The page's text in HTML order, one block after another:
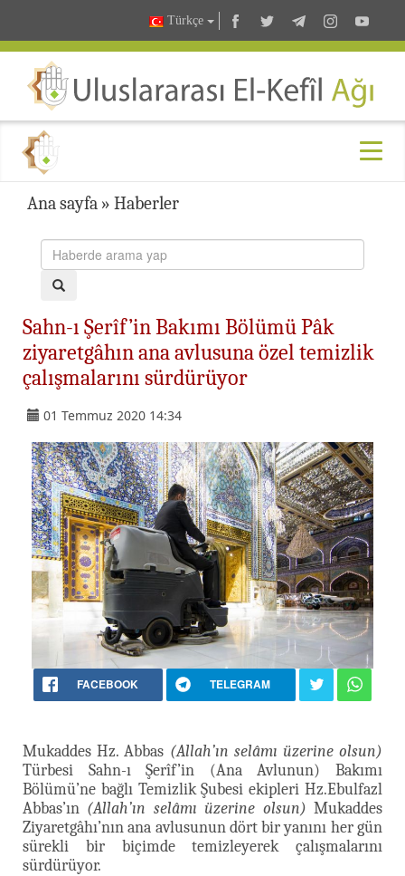
Türkçe
Ana sayfa » Haberler
Sahn-ı Şerîf’in Bakımı Bölümü Pâk
ziyaretgâhın ana avlusuna özel temizlik
çalışmalarını sürdürüyor
01 Temmuz 2020 14:34
FACEBOOK TELEGRAM
Mukaddes Hz. Abbas (Allah’ın selâmı üzerine olsun)
Türbesi Sahn-ı Şerîf’in (Ana Avlunun) Bakımı
Bölümü’ne bağlı Temizlik Şubesi ekipleri Hz.Ebulfazl
Abbas’ın (Allah’ın selâmı üzerine olsun) Mukaddes
Ziyaretgâhı’nın ana avlusunun dört bir yanını her gün
sürekli bir biçimde temizleyerek çalışmalarını
sürdürüyor.